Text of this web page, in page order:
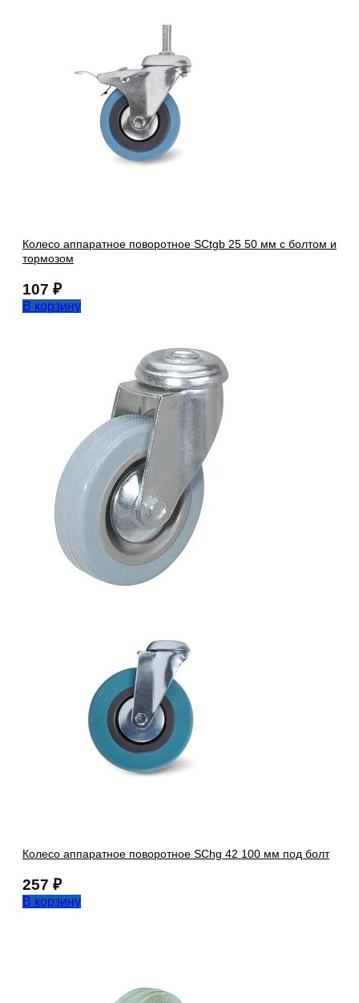
Колесо аппаратное поворотное SCtgb 25 50 мм с болтом и
тормозом
107 ₽
В корзину
Колесо аппаратное поворотное SChg 42 100 мм под болт
257 ₽
В корзину